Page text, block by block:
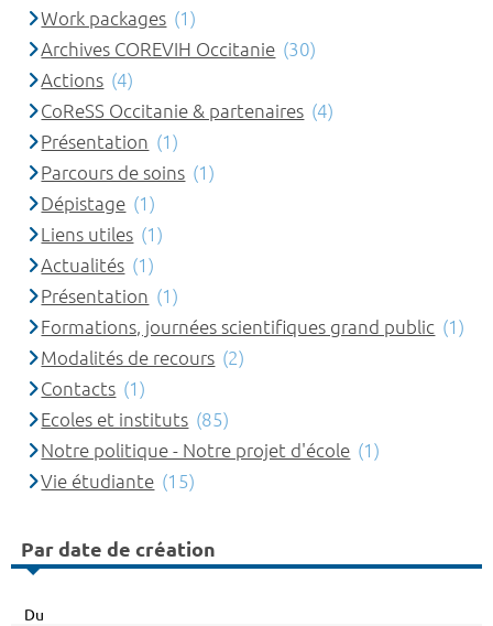
Work packages (1)
Archives COREVIH Occitanie (30)
Actions (4)
CoReSS Occitanie & partenaires (4)
Présentation (1)
Parcours de soins (1)
Dépistage (1)
Liens utiles (1)
Actualités (1)
Présentation (1)
Formations, journées scientifiques grand public (1)
Modalités de recours (2)
Contacts (1)
Ecoles et instituts (85)
Notre politique - Notre projet d'école (1)
Vie étudiante (15)
Par date de création
Du